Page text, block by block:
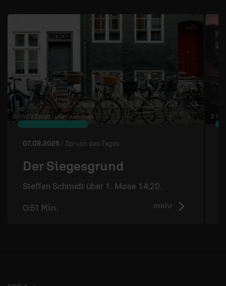
© Annie Spratt /unsplash.com
07.08.2026 / Spruch des Tages
Der Siegesgrund
Steffen Schmidt über 1. Mose 14,20.
mehr
0:51 Min.
© Flo